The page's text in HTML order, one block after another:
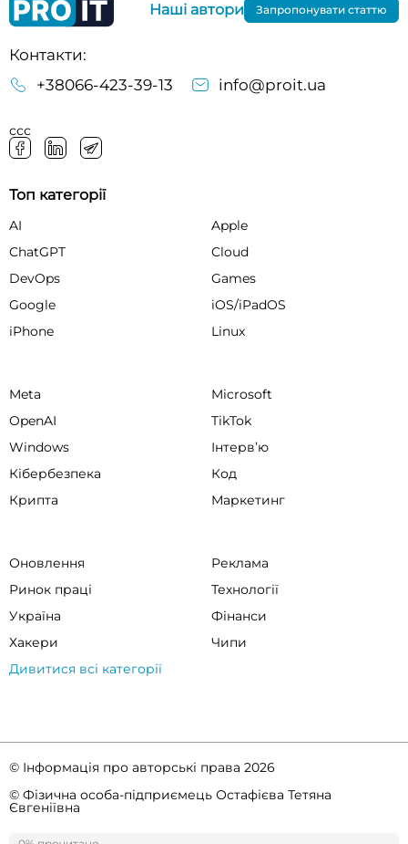
Контакти:
+38066-423-39-13
info@proit.ua
ссс
Наші автори Запропонувати статтю
Топ категорії
AI
Apple
ChatGPT
Cloud
DevOps
Games
Google
iOS/iPadOS
iPhone
Linux
Meta
Microsoft
OpenAI
TikTok
Windows
Інтервʼю
Кібербезпека
Код
Крипта
Маркетинг
Оновлення
Реклама
Ринок праці
Технології
Україна
Фінанси
Хакери
Чипи
Дивитися всі категорії
© Інформація про авторські права 2026
© Фізична особа-підприємець Остафієва Тетяна
Євгеніївна
Правила спільноти